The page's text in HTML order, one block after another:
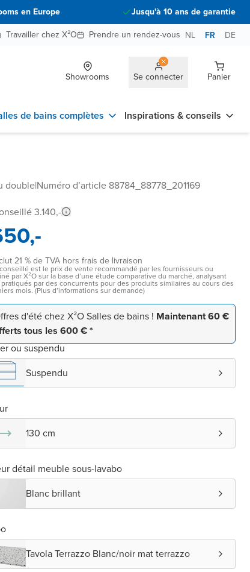
en Europe
Jusqu'à 10 ans de garantie
Travailler chez X²O Prendre un rendez-vous NL FR DE
Showrooms Se connecter Panier
de bains complètes Inspirations & conseils
double|Numéro d’article 88784_88778_201169
3.140,-
21 % de TVA hors frais de livraison
est le prix de vente recommandé par les fournisseurs ou
par X²O sur la base d’une étude comparative du marché, analysant
par des concurrents pour des produits similaires au cours des
mois. (Plus d’informations sur demande)
d'été chez X²O Salles de bains ! Maintenant 60 €
tous les 600 € *
ou suspendu
Suspendu
130 cm
détail meuble sous-lavabo
Blanc brillant
Tavola Terrazzo Blanc/noir mat terrazzo